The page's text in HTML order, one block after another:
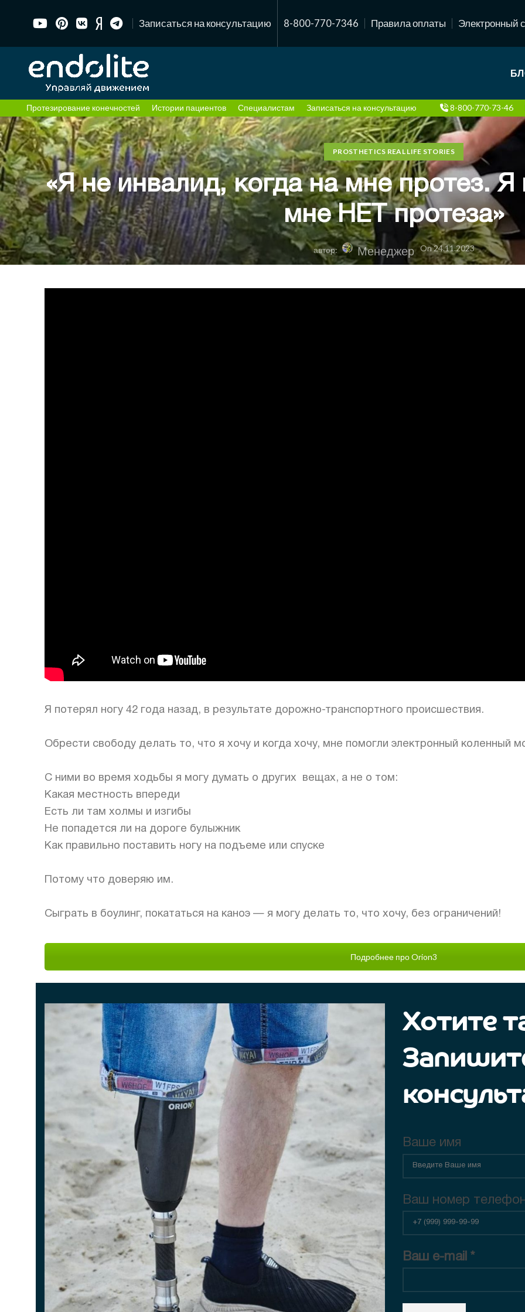
Записаться на консультацию 8-800-770-7346 Правила оплаты Электронный
Протезирование конечностей Истории пациентов Специалистам Записаться на консультацию 8-800-770-73-46
PROSTHETICS REAL LIFE STORIES
«Я не инвалид, когда на мне протез. Я
мне НЕТ протеза»
автор: Менеджер On 24.11.2023
Я потерял ногу 42 года назад, в результате дорожно-транспортного происшествия.
Обрести свободу делать то, что я хочу и когда хочу, мне помогли электронный коленный
С ними во время ходьбы я могу думать о других вещах, а не о том:
Какая местность впереди
Есть ли там холмы и изгибы
Не попадется ли на дороге булыжник
Как правильно поставить ногу на подъеме или спуске
Потому что доверяю им.
Сыграть в боулинг, покататься на каноэ — я могу делать то, что хочу, без ограничений!
Подробнее про Orion3
Хотите
Ваше имя
Ваш номер
Ваш e-mail *